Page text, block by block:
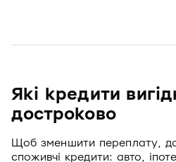
Які кредити
достроково
Щоб зменшити переплату,
споживчі кредити: авто,